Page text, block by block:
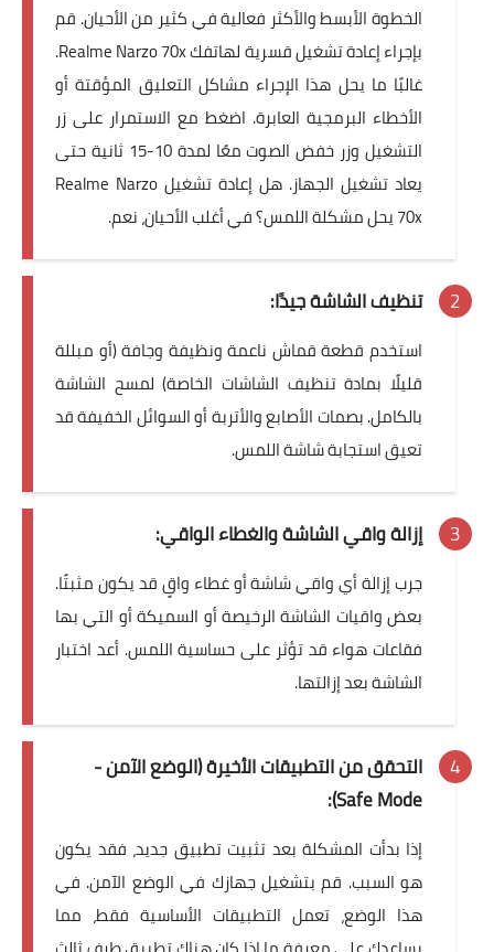
الخطوة الأبسط والأكثر فعالية في كثير من الأحيان. قم
بإجراء إعادة تشغيل قسرية لهاتفك Realme Narzo 70x.
غالبًا ما يحل هذا الإجراء مشاكل التعليق المؤقتة أو
الأخطاء البرمجية العابرة. اضغط مع الاستمرار على زر
التشغيل وزر خفض الصوت معًا لمدة 10-15 ثانية حتى
يعاد تشغيل الجهاز. هل إعادة تشغيل Realme Narzo
70x يحل مشكلة اللمس؟ في أغلب الأحيان، نعم.
تنظيف الشاشة جيدًا:
استخدم قطعة قماش ناعمة ونظيفة وجافة (أو مبللة
قليلًا بمادة تنظيف الشاشات الخاصة) لمسح الشاشة
بالكامل. بصمات الأصابع والأتربة أو السوائل الخفيفة قد
تعيق استجابة شاشة اللمس.
إزالة واقي الشاشة والغطاء الواقي:
جرب إزالة أي واقي شاشة أو غطاء واقٍ قد يكون مثبتًا.
بعض واقيات الشاشة الرخيصة أو السميكة أو التي بها
فقاعات هواء قد تؤثر على حساسية اللمس. أعد اختبار
الشاشة بعد إزالتها.
التحقق من التطبيقات الأخيرة (الوضع الآمن -
Safe Mode):
إذا بدأت المشكلة بعد تثبيت تطبيق جديد، فقد يكون
هو السبب. قم بتشغيل جهازك في الوضع الآمن. في
هذا الوضع، تعمل التطبيقات الأساسية فقط، مما